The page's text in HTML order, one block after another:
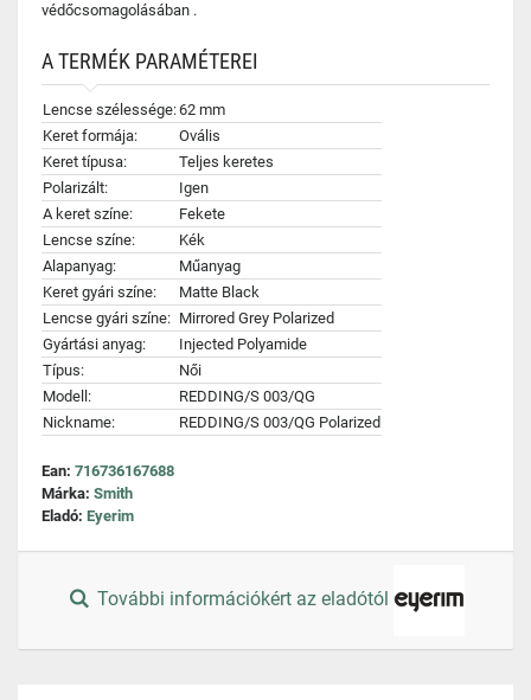
védőcsomagolásában .
A TERMÉK PARAMÉTEREI
Lencse szélessége:62 mm
Keret formája:
Ovális
Keret típusa:
Teljes keretes
Polarizált:
Igen
A keret színe:
Fekete
Lencse színe:
Kék
Alapanyag:
Műanyag
Keret gyári színe:
Matte Black
Lencse gyári színe: Mirrored Grey Polarized
Gyártási anyag:
Injected Polyamide
Típus:
Női
Modell:
REDDING/S 003/QG
Nickname:
REDDING/S 003/QG Polarized
Ean: 716736167688
Márka: Smith
Eladó: Eyerim
További információkért az eladótól